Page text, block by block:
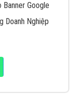
Google
Doanh Nghiệp